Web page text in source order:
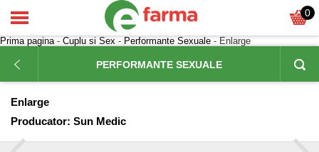
0
Prima pagina- Cuplu si Sex - Performante Sexuale - Enlarge
PERFORMANTE SEXUALE
Enlarge
Producator: Sun Medic